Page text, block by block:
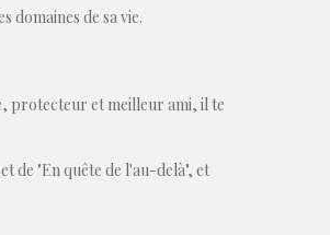
domaines de sa vie.
protecteur et meilleur ami, il te
de "En quête de l'au-delà", et